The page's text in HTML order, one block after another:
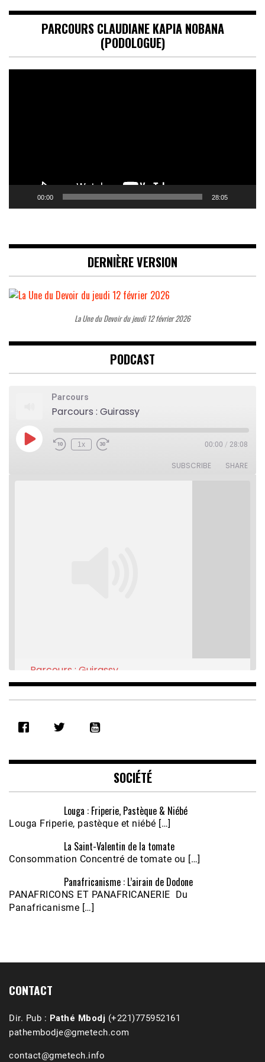
PARCOURS CLAUDIANE KAPIA NOBANA
(PODOLOGUE)
00:00 28:05
DERNIÈRE VERSION
La Une du Devoir du jeudi 12 février 2026
PODCAST
Parcours
Parcours : Guirassy
Play
Episode
Rewind
1x
Fast
00:00 / 28:08
SUBSCRIBE SHARE
RSS FEED
EMBED
Parcours : Guirassy
Feb 16, 2021 • 28:08
Écoutez le parcours de Claudiane Kapia
Nobana (Podologue)
Feb 24, 2021 • 28mn
SOCIÉTÉ
Louga : Friperie, Pastèque & Niébé
Louga Friperie, pastèque et niébé […]
La Saint-Valentin de la tomate
Consommation Concentré de tomate ou […]
Panafricanisme : L’airain de Dodone
PANAFRICONS ET PANAFRICANERIE Du
Panafricanisme […]
CONTACT
Dir. Pub : Pathé Mbodj (+221)775952161
pathembodje@gmetech.com
contact@gmetech.info